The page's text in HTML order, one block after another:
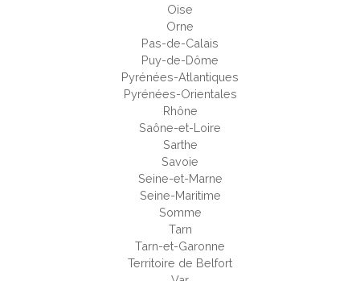
Oise
Orne
Pas-de-Calais
Puy-de-Dôme
Pyrénées-Atlantiques
Pyrénées-Orientales
Rhône
Saône-et-Loire
Sarthe
Savoie
Seine-et-Marne
Seine-Maritime
Somme
Tarn
Tarn-et-Garonne
Territoire de Belfort